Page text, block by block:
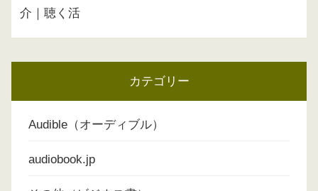
介｜聴く活
カテゴリー
Audible（オーディブル）
audiobook.jp